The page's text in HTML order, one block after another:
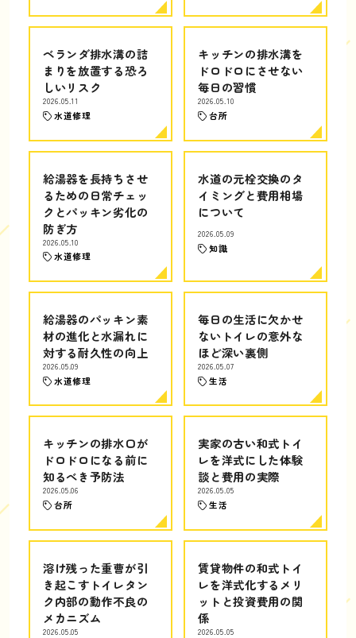
ベランダ排水溝の詰
まりを放置する恐ろ
しいリスク
2026.05.11
水道修理
キッチンの排水溝を
ドロドロにさせない
毎日の習慣
2026.05.10
台所
給湯器を長持ちさせ
るための日常チェッ
クとパッキン劣化の
防ぎ方
2026.05.10
水道修理
水道の元栓交換のタ
イミングと費用相場
について
2026.05.09
知識
給湯器のパッキン素
材の進化と水漏れに
対する耐久性の向上
2026.05.09
水道修理
毎日の生活に欠かせ
ないトイレの意外な
ほど深い裏側
2026.05.07
生活
キッチンの排水口が
ドロドロになる前に
知るべき予防法
2026.05.06
台所
実家の古い和式トイ
レを洋式にした体験
談と費用の実際
2026.05.05
生活
溶け残った重曹が引
き起こすトイレタン
ク内部の動作不良の
メカニズム
2026.05.05
賃貸物件の和式トイ
レを洋式化するメリ
ットと投資費用の関
係
2026.05.05